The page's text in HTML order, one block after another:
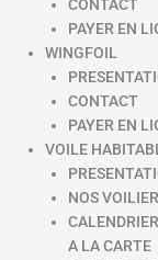
CONTACT
PAYER EN
WINGFOIL
CONTACT
PAYER EN
VOILE
NOS
A LA CARTE